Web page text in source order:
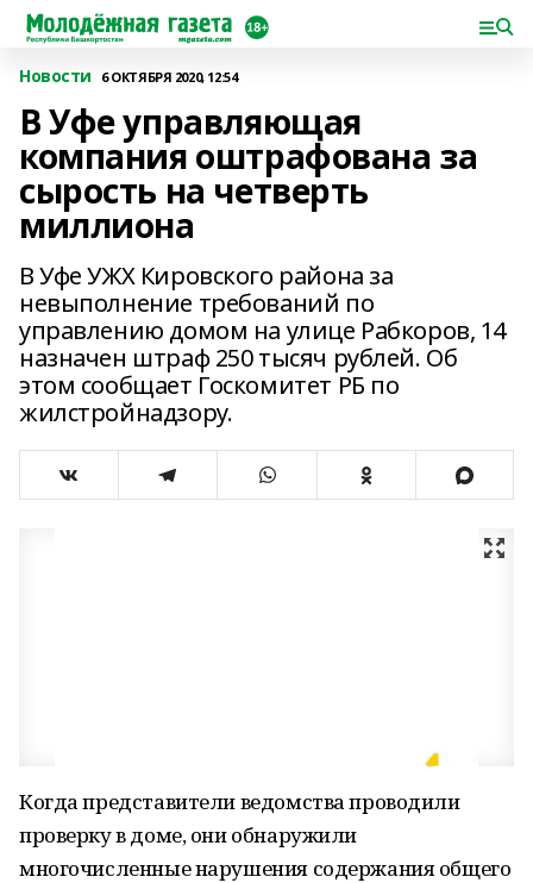
Новости 6 ОКТЯБРЯ 2020, 12:54
В Уфе управляющая
компания оштрафована за
сырость на четверть
миллиона
В Уфе УЖХ Кировского района за
невыполнение требований по
управлению домом на улице Рабкоров, 14
назначен штраф 250 тысяч рублей. Об
этом сообщает Госкомитет РБ по
жилстройнадзору.
Когда представители ведомства проводили
проверку в доме, они обнаружили
многочисленные нарушения содержания общего